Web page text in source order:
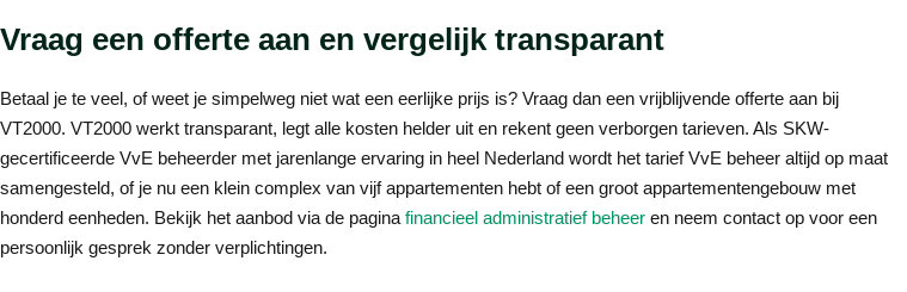
Vraag een offerte aan en vergelijk transparant
Betaal je te veel, of weet je simpelweg niet wat een eerlijke prijs is? Vraag dan een vrijblijvende offerte aan bij
VT2000. VT2000 werkt transparant, legt alle kosten helder uit en rekent geen verborgen tarieven. Als SKW-
gecertificeerde VvE beheerder met jarenlange ervaring in heel Nederland wordt het tarief VvE beheer altijd op maat
samengesteld, of je nu een klein complex van vijf appartementen hebt of een groot appartementengebouw met
honderd eenheden. Bekijk het aanbod via de pagina financieel administratief beheer en neem contact op voor een
persoonlijk gesprek zonder verplichtingen.